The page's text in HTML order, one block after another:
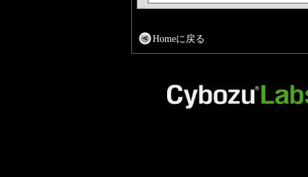
Homeに戻る